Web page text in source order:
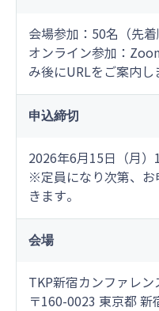
会場参加：50名（先着
オンライン参加：
み後にURLをご案内し
申込締切
2026年6月15日（月）
※定員になり次第、お
きます。
会場
TKP新宿カンファレン
〒160-0023 東京都